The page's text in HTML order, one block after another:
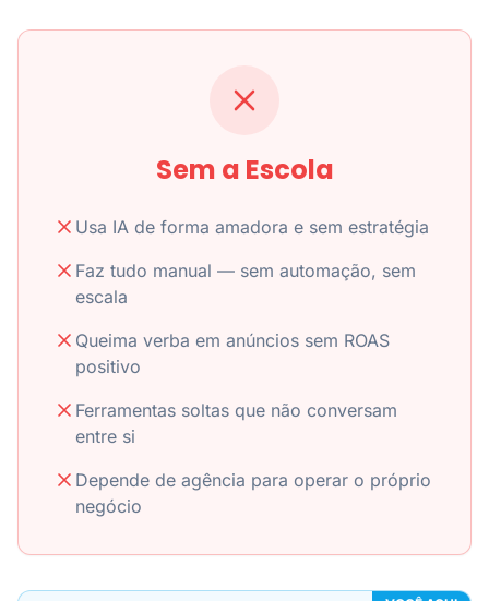
Sem a Escola
Usa IA de forma amadora e sem estratégia
Faz tudo manual — sem automação, sem
escala
Queima verba em anúncios sem ROAS
positivo
Ferramentas soltas que não conversam
entre si
Depende de agência para operar o próprio
negócio